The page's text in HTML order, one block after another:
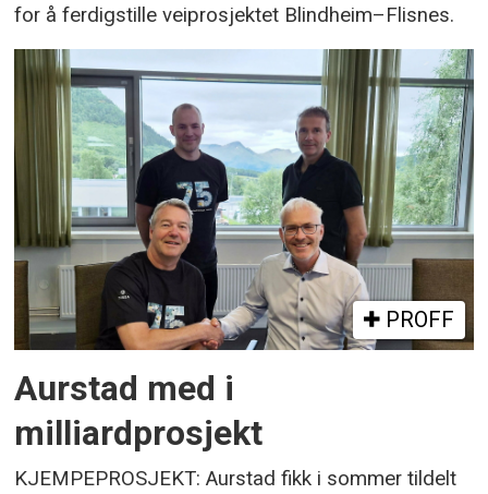
for å ferdigstille veiprosjektet Blindheim–Flisnes.
PROFF
Aurstad med i
milliardprosjekt
KJEMPEPROSJEKT: Aurstad fikk i sommer tildelt